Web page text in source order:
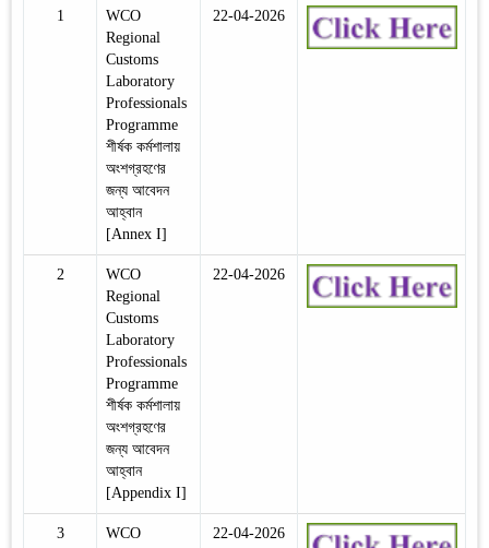
1
WCO
Regional
Customs
Laboratory
Professionals
Programme
শীর্ষক কর্মশালায়
অংশগ্রহণের
জন্য আবেদন
আহ্বান
[Annex I]
22-04-2026
2
WCO
Regional
Customs
Laboratory
Professionals
Programme
শীর্ষক কর্মশালায়
অংশগ্রহণের
জন্য আবেদন
আহ্বান
[Appendix I]
22-04-2026
3
WCO
22-04-2026